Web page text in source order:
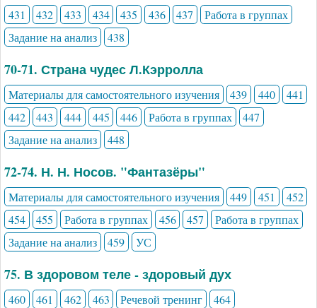
431 432 433 434 435 436 437
Работа в группах
Задание на анализ
438
70-71. Страна чудес Л.Кэрролла
Материалы для самостоятельного изучения 439 440
441
442
443 444 445 446 Работа в группах
447
Задание на анализ
448
72-74. Н. Н. Носов. "Фантазёры"
Материалы для самостоятельного изучения 449 451
452
454
455 Работа в группах 456 457
Работа в группах
Задание на анализ
459 УС
75. В здоровом теле - здоровый дух
460 461 462 463 Речевой тренинг
464